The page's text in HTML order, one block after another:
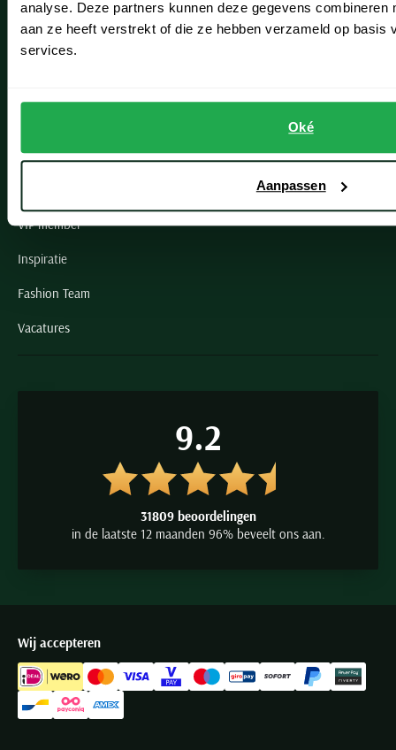
analyse. Deze partners kunnen deze gegevens combineren
aan ze heeft verstrekt of die ze hebben verzameld op basis
services.
Oké
Aanpassen
Oegstgeest
Grote maten herenkleding
VIP member
Inspiratie
Fashion Team
Vacatures
9.2
31809 beoordelingen
in de laatste 12 maanden 96% beveelt ons aan.
Wij accepteren